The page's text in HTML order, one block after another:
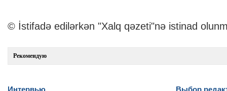
© İstifadə edilərkən "Xalq qəzeti"nə istinad
Рекомендую
Интервью Выбор